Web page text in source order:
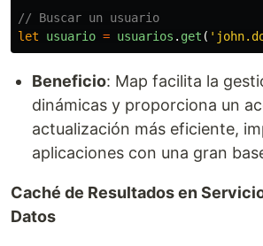
// Buscar un usuario
let
usuario = usuarios . get ( '
Beneficio: Map facilita la
dinámicas y proporciona un
actualización más eficiente,
aplicaciones con una gran
Caché de Resultados en
Datos